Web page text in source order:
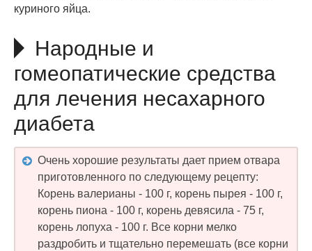
куриного яйца.
Народные и
гомеопатические средства
для лечения несахарного
диабета
Очень хорошие результаты дает прием отвара
приготовленного по следующему рецепту:
Корень валерианы - 100 г, корень пырея - 100 г,
корень пиона - 100 г, корень девясила - 75 г,
корень лопуха - 100 г. Все корни мелко
раздробить и тщательно перемешать (все корни